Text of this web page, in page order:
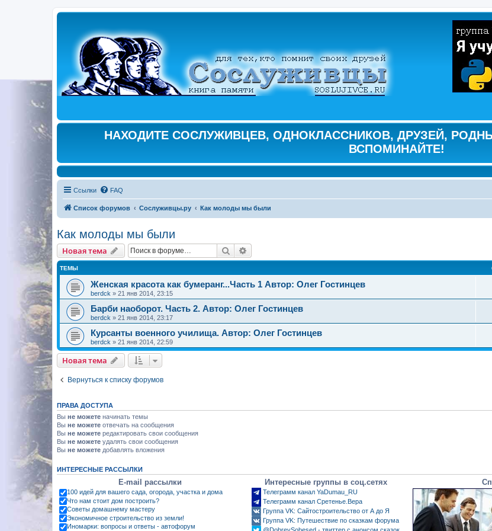
НАХОДИТЕ СОСЛУЖИВЦЕВ, ОДНОКЛАССНИКОВ, ДРУЗЕЙ,
ВСПОМИНАЙТЕ!
Ссылки FAQ
Список форумов Сослуживцы.ру Как молоды мы были
Как молоды мы были
Новая тема Поиск
ТЕМЫ
Женская красота как бумеранг...Часть 1 Автор: Олег Гостинцев
berdck » 21 янв 2014, 23:15
Барби наоборот. Часть 2. Автор: Олег Гостинцев
berdck » 21 янв 2014, 23:17
Курсанты военного училища. Автор: Олег Гостинцев
berdck » 21 янв 2014, 22:59
Новая тема
Вернуться к списку форумов
ПРАВА ДОСТУПА
Вы не можете начинать темы
Вы не можете отвечать на сообщения
Вы не можете редактировать свои сообщения
Вы не можете удалять свои сообщения
Вы не можете добавлять вложения
ИНТЕРЕСНЫЕ РАССЫЛКИ
E-mail рассылки
100 идей для вашего сада, огорода, участка и дома
Что нам стоит дом построить?
Советы домашнему мастеру
Экономичное строительство из земли!
Иномарки: вопросы и ответы - автофорум
Интересные группы в соц.сетях
Телеграмм канал YaDumau_RU
Телеграмм канал Сретенье.Вера
Группа VK: Сайтостроительство от А до Я
Группа VK: Путешествие по сказкам форума